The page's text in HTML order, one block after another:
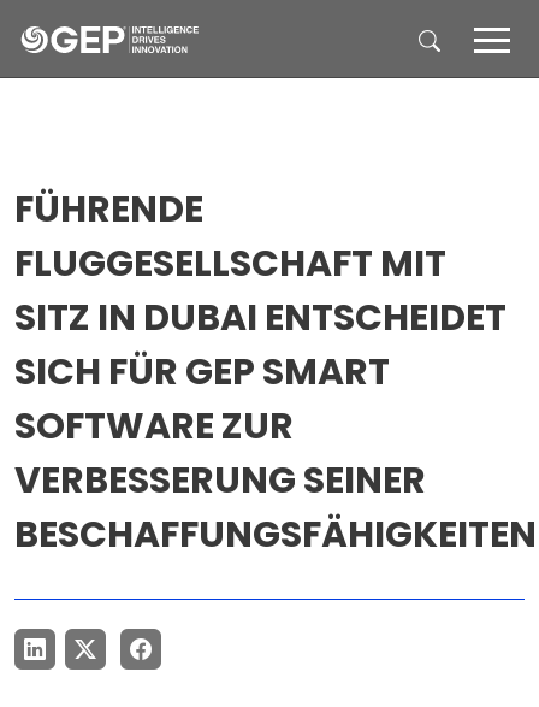
FÜHRENDE
FLUGGESELLSCHAFT MIT
SITZ IN DUBAI ENTSCHEIDET
SICH FÜR GEP SMART
SOFTWARE ZUR
VERBESSERUNG SEINER
BESCHAFFUNGSFÄHIGKEITEN